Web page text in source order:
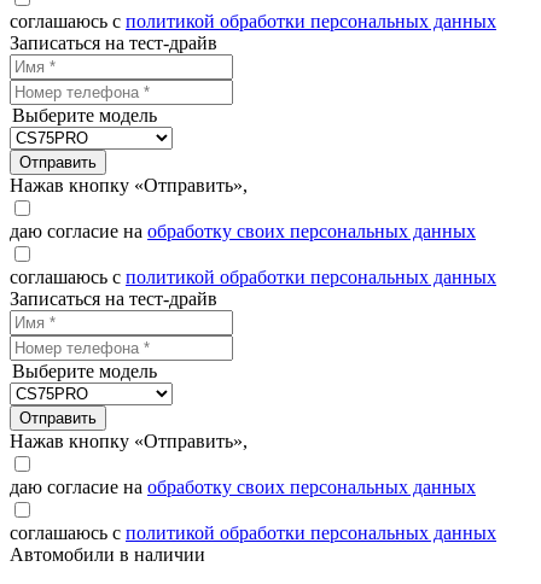
соглашаюсь с политикой обработки персональных данных
Записаться на тест-драйв
Выберите модель
Отправить
Нажав кнопку «Отправить»,
даю согласие на обработку своих персональных данных
соглашаюсь с политикой обработки персональных данных
Записаться на тест-драйв
Выберите модель
Отправить
Нажав кнопку «Отправить»,
даю согласие на обработку своих персональных данных
соглашаюсь с политикой обработки персональных данных
Автомобили в наличии